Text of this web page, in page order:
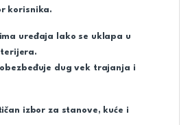
korisnika.
uređaja lako se uklapa u
dug vek trajanja i
izbor za stanove, kuće i